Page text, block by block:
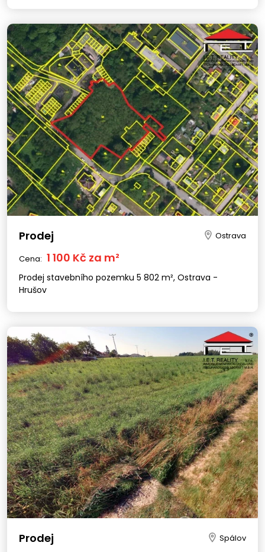
Prodej Ostrava
Cena: 1 100 Kč za m²
Prodej stavebního pozemku 5 802 m², Ostrava -
Hrušov
Prodej Spálov